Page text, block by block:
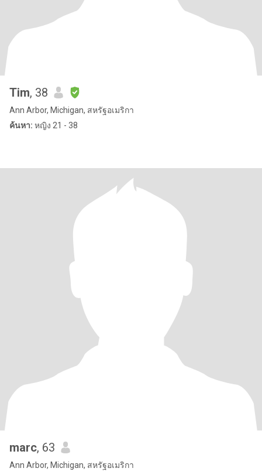
Tim, 38
Ann Arbor, Michigan, สหรัฐอเมริกา
ค้นหา: หญิง 21 - 38
marc, 63
Ann Arbor, Michigan, สหรัฐอเมริกา